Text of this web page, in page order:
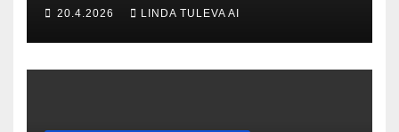
menneisyyden painolastin?
20.4.2026 LINDA TULEVA AI